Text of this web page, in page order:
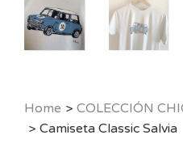
Home > COLECCIÓN
> Camiseta Classic Salvia